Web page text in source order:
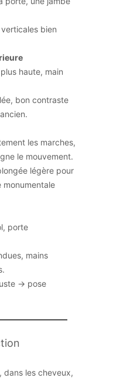
bien
haute, main
bon contraste
les marches,
le mouvement.
légère pour
monumentale
porte
mains
→ pose
les cheveux,